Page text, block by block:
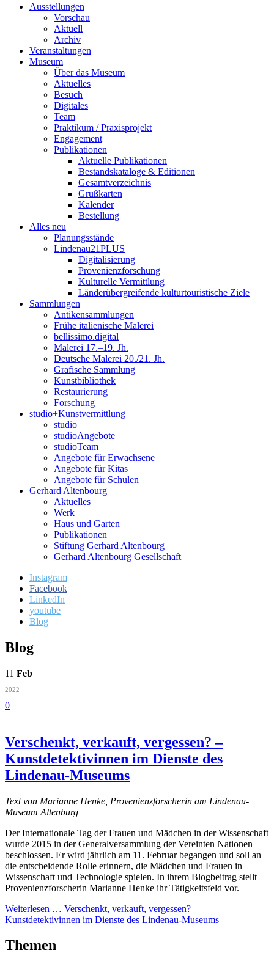
Ausstellungen
Vorschau
Aktuell
Archiv
Veranstaltungen
Museum
Über das Museum
Aktuelles
Besuch
Digitales
Team
Praktikum / Praxisprojekt
Engagement
Publikationen
Aktuelle Publikationen
Bestandskataloge & Editionen
Gesamtverzeichnis
Grußkarten
Kalender
Bestellung
Alles neu
Planungsstände
Lindenau21PLUS
Digitalisierung
Provenienzforschung
Kulturelle Vermittlung
Länderübergreifende kulturtouristische Ziele
Sammlungen
Antikensammlungen
Frühe italienische Malerei
bellissimo.digital
Malerei 17.–19. Jh.
Deutsche Malerei 20./21. Jh.
Grafische Sammlung
Kunstbibliothek
Restaurierung
Forschung
studio+Kunstvermittlung
studio
studioAngebote
studioTeam
Angebote für Erwachsene
Angebote für Kitas
Angebote für Schulen
Gerhard Altenbourg
Aktuelles
Werk
Haus und Garten
Publikationen
Stiftung Gerhard Altenbourg
Gerhard Altenbourg Gesellschaft
Instagram
Facebook
LinkedIn
youtube
Blog
Blog
11 Feb
2022
0
Verschenkt, verkauft, vergessen? –
Kunstdetektivinnen im Dienste des
Lindenau-Museums
Text von Marianne Henke, Provenienzforscherin am Lindenau-
Museum Altenburg
Der Internationale Tag der Frauen und Mädchen in der Wissenschaft
wurde 2015 in der Generalversammlung der Vereinten Nationen
beschlossen. Er wird jährlich am 11. Februar begangen und soll an
die entscheidende Rolle erinnern, die Mädchen und Frauen in
Wissenschaft und Technologie spielen. In ihrem Blogbeitrag stellt
Provenienzforscherin Marianne Henke ihr Tätigkeitsfeld vor.
Weiterlesen … Verschenkt, verkauft, vergessen? –
Kunstdetektivinnen im Dienste des Lindenau-Museums
Themen